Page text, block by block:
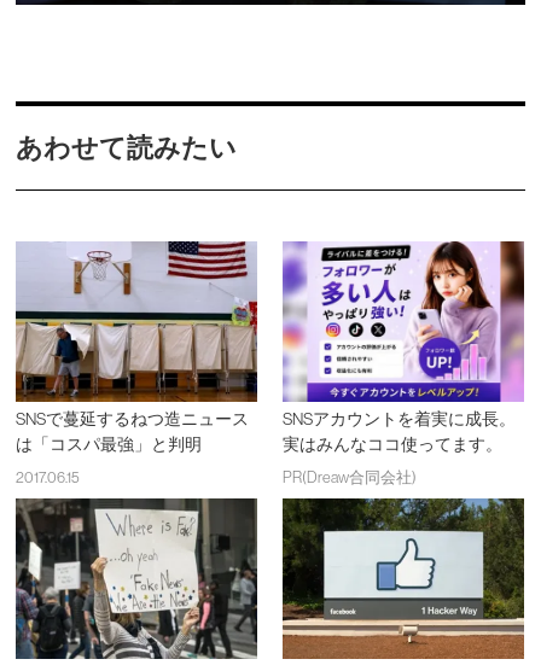
あわせて読みたい
SNSで蔓延するねつ造ニュース
は「コスパ最強」と判明
2017.06.15
SNSアカウントを着実に成長。
実はみんなココ使ってます。
PR(Dreaw合同会社)